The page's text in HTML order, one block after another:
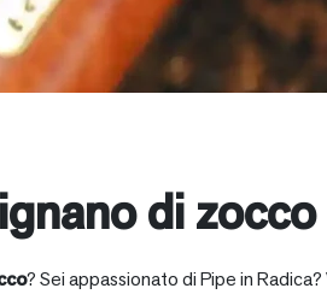
di zocco
? Sei appassionato di Pipe in